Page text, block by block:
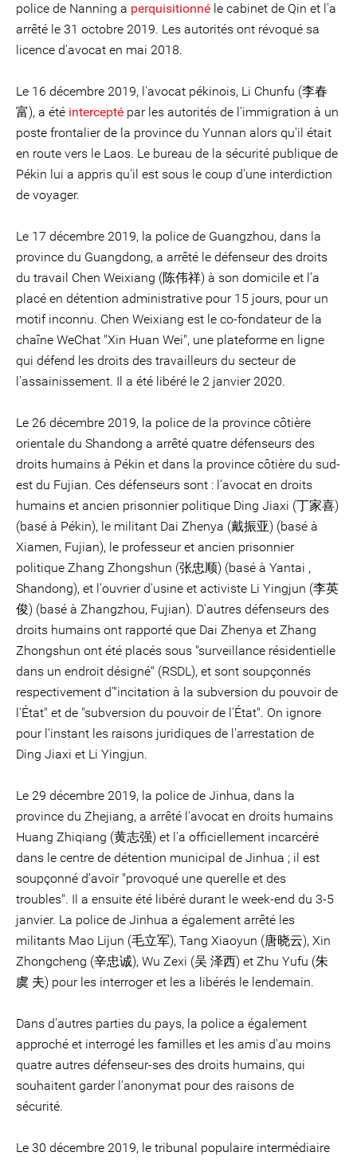
police de Nanning a perquisitionné le cabinet de Qin et l'a
arrêté le 31 octobre 2019. Les autorités ont révoqué sa
licence d'avocat en mai 2018.
Le 16 décembre 2019, l'avocat pékinois, Li Chunfu (李春
富), a été intercepté par les autorités de l'immigration à un
poste frontalier de la province du Yunnan alors qu'il était
en route vers le Laos. Le bureau de la sécurité publique de
Pékin lui a appris qu'il est sous le coup d'une interdiction
de voyager.
Le 17 décembre 2019, la police de Guangzhou, dans la
province du Guangdong, a arrêté le défenseur des droits
du travail Chen Weixiang (陈伟祥) à son domicile et l'a
placé en détention administrative pour 15 jours, pour un
motif inconnu. Chen Weixiang est le co-fondateur de la
chaîne WeChat "Xin Huan Wei", une plateforme en ligne
qui défend les droits des travailleurs du secteur de
l'assainissement. Il a été libéré le 2 janvier 2020.
Le 26 décembre 2019, la police de la province côtière
orientale du Shandong a arrêté quatre défenseurs des
droits humains à Pékin et dans la province côtière du sud-
est du Fujian. Ces défenseurs sont : l'avocat en droits
humains et ancien prisonnier politique Ding Jiaxi (丁家喜)
(basé à Pékin), le militant Dai Zhenya (戴振亚) (basé à
Xiamen, Fujian), le professeur et ancien prisonnier
politique Zhang Zhongshun (张忠顺) (basé à Yantai ,
Shandong), et l'ouvrier d'usine et activiste Li Yingjun (李英
俊) (basé à Zhangzhou, Fujian). D'autres défenseurs des
droits humains ont rapporté que Dai Zhenya et Zhang
Zhongshun ont été placés sous "surveillance résidentielle
dans un endroit désigné" (RSDL), et sont soupçonnés
respectivement d'"incitation à la subversion du pouvoir de
l'État" et de "subversion du pouvoir de l'État". On ignore
pour l'instant les raisons juridiques de l'arrestation de
Ding Jiaxi et Li Yingjun.
Le 29 décembre 2019, la police de Jinhua, dans la
province du Zhejiang, a arrêté l'avocat en droits humains
Huang Zhiqiang (黄志强) et l'a officiellement incarcéré
dans le centre de détention municipal de Jinhua ; il est
soupçonné d'avoir "provoqué une querelle et des
troubles". Il a ensuite été libéré durant le week-end du 3-5
janvier. La police de Jinhua a également arrêté les
militants Mao Lijun (毛立军), Tang Xiaoyun (唐晓云), Xin
Zhongcheng (辛忠诚), Wu Zexi (吴 泽西) et Zhu Yufu (朱
虞 夫) pour les interroger et les a libérés le lendemain.
Dans d'autres parties du pays, la police a également
approché et interrogé les familles et les amis d'au moins
quatre autres défenseur-ses des droits humains, qui
souhaitent garder l'anonymat pour des raisons de
sécurité.
Le 30 décembre 2019, le tribunal populaire intermédiaire